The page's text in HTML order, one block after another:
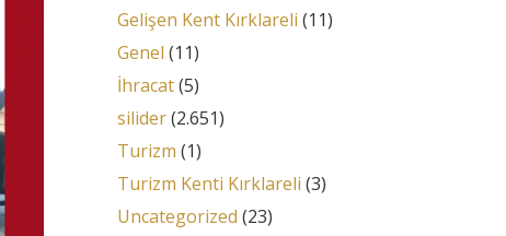
Gelişen Kent Kırklareli (11)
Genel (11)
İhracat(5)
silider(2.651)
Turizm (1)
Turizm Kenti Kırklareli (3)
Uncategorized (23)